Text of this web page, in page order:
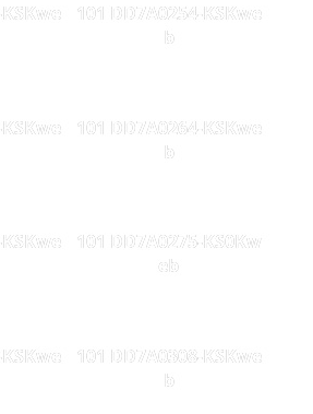
101 DD7A0254-KSKwe
b
101 DD7A0264-KSKwe
b
101 DD7A0275-KS0Kw
eb
101 DD7A0308-KSKwe
b